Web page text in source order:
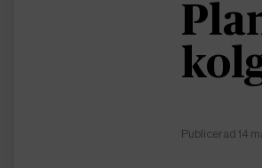
Publicerad 14